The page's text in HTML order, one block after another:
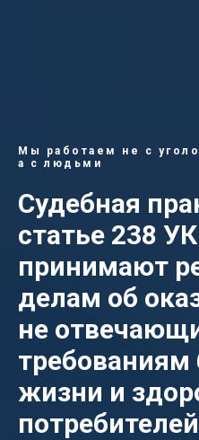
Мы работаем не с
а с людьми
Судебная
статье 238
принимают
делам об
не
требованиям
жизни и
потребителей